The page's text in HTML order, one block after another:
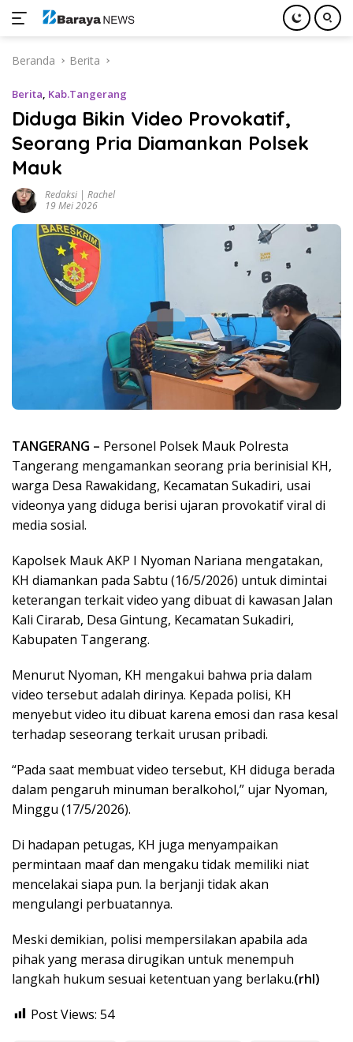
Beranda Berita
Berita, Kab.Tangerang
Diduga Bikin Video Provokatif,
Seorang Pria Diamankan Polsek
Mauk
Redaksi | Rachel
19 Mei 2026
TANGERANG – Personel Polsek Mauk Polresta
Tangerang mengamankan seorang pria berinisial KH,
warga Desa Rawakidang, Kecamatan Sukadiri, usai
videonya yang diduga berisi ujaran provokatif viral di
media sosial.
Kapolsek Mauk AKP I Nyoman Nariana mengatakan,
KH diamankan pada Sabtu (16/5/2026) untuk dimintai
keterangan terkait video yang dibuat di kawasan Jalan
Kali Cirarab, Desa Gintung, Kecamatan Sukadiri,
Kabupaten Tangerang.
Menurut Nyoman, KH mengakui bahwa pria dalam
video tersebut adalah dirinya. Kepada polisi, KH
menyebut video itu dibuat karena emosi dan rasa kesal
terhadap seseorang terkait urusan pribadi.
“Pada saat membuat video tersebut, KH diduga berada
dalam pengaruh minuman beralkohol,” ujar Nyoman,
Minggu (17/5/2026).
Di hadapan petugas, KH juga menyampaikan
permintaan maaf dan mengaku tidak memiliki niat
mencelakai siapa pun. Ia berjanji tidak akan
mengulangi perbuatannya.
Meski demikian, polisi mempersilakan apabila ada
pihak yang merasa dirugikan untuk menempuh
langkah hukum sesuai ketentuan yang berlaku.(rhl)
Post Views: 54